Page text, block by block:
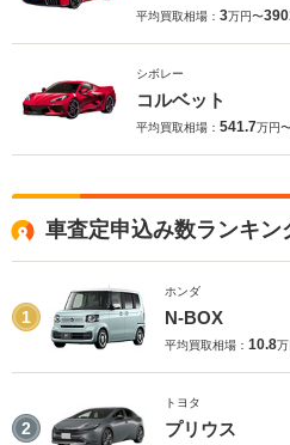
平均買取相場： 3万円〜
シボレー
コルベット
平均買取相場： 541.7万円
車査定申込み数ランキン
1
ホンダ
N-BOX
平均買取相場： 10.8万
2
トヨタ
プリウス